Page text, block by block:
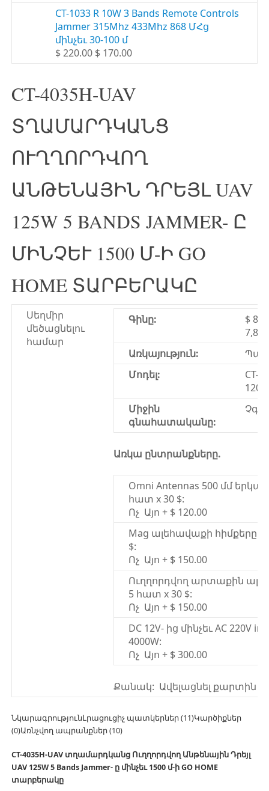
CT-1033 R 10W 3 Bands Remote Controls
Jammer 315Mhz 433Mhz 868 ՄՀց
մինչեւ 30-100 մ
$ 220.00 $ 170.00
CT-4035H-UAV
ՏՂԱՄԱՐԴԿԱՆՑ
ՈՒՂՂՈՐԴՎՈՂ
ԱՆԹԵՆԱՅԻՆ ԴՐԵՅԼ UAV
125W 5 BANDS JAMMER- Ը
ՄԻՆՉԵՒ 1500 Մ-Ի GO
HOME ՏԱՐԲԵՐԱԿԸ
Սեղմիր
մեծացնելու
համար
Գինը:
$
Առկայություն:
Մոդել:
CT-
Միջին
գնահատականը:
Առկա ընտրանքները.
Omni Antennas 500 մմ
հատ x 30 $:
Ոչ Այո + $ 120.00
Mag ալեհավաքի հիմքերը
$:
Ոչ Այո + $ 150.00
Ուղղորդվող արտաքին
5 հատ x 30 $:
Ոչ Այո + $ 150.00
DC 12V- ից մինչեւ AC 220V
4000W:
Ոչ Այո + $ 300.00
Քանակ: Ավելացնել քարտին
ՆկարագրությունԼրացուցիչ պատկերներ (11)Կարծիքներ
(0)Առնչվող ապրանքներ (10)
CT-4035H-UAV տղամարդկանց Ուղղորդվող Անթենային Դրեյլ
UAV 125W 5 Bands Jammer- ը մինչեւ 1500 մ-ի GO HOME
տարբերակը